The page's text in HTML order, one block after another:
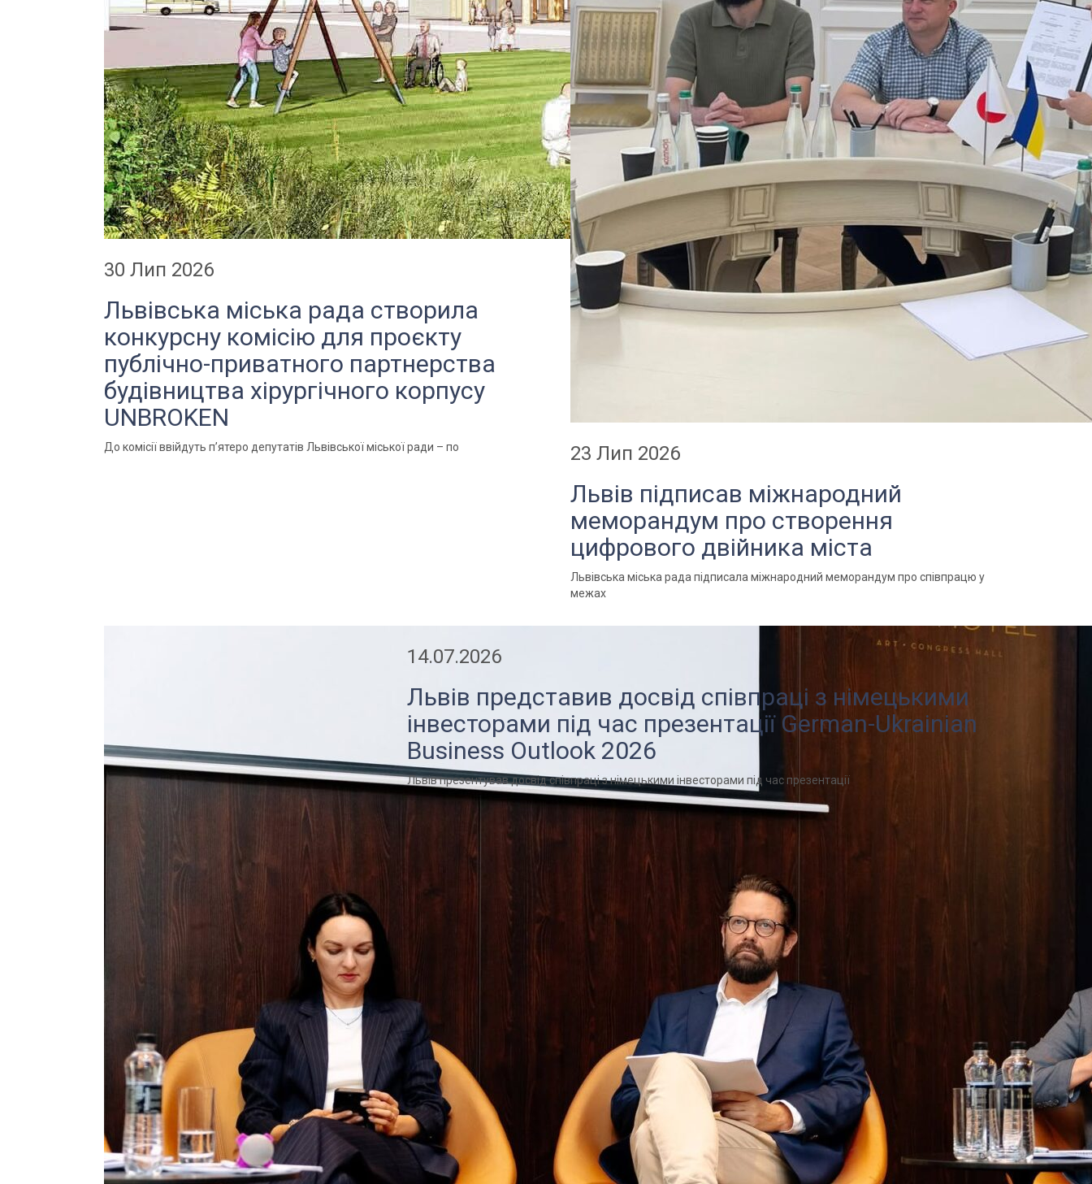
30 Лип 2026
Львівська міська рада створила
конкурсну комісію для проєкту
публічно-приватного партнерства
будівництва хірургічного корпусу
UNBROKEN
До комісії ввійдуть п’ятеро депутатів Львівської міської ради – по 23 Лип 2026
Львів підписав міжнародний
меморандум про створення
цифрового двійника міста
Львівська міська рада підписала міжнародний меморандум про співпрацю у
межах
14.07.2026
Львів представив досвід співпраці з німецькими
інвесторами під час презентації German-Ukrainian
Business Outlook 2026
Львів презентував досвід співпраці з німецькими інвесторами під час презентації